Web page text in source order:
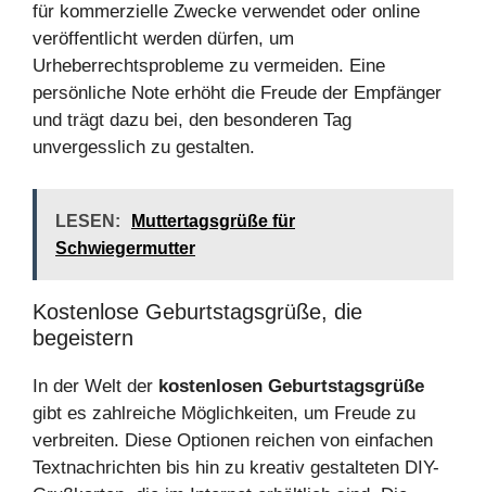
für kommerzielle Zwecke verwendet oder online
veröffentlicht werden dürfen, um
Urheberrechtsprobleme zu vermeiden. Eine
persönliche Note erhöht die Freude der Empfänger
und trägt dazu bei, den besonderen Tag
unvergesslich zu gestalten.
LESEN:
Muttertagsgrüße für
Schwiegermutter
Kostenlose Geburtstagsgrüße, die
begeistern
In der Welt der kostenlosen Geburtstagsgrüße
gibt es zahlreiche Möglichkeiten, um Freude zu
verbreiten. Diese Optionen reichen von einfachen
Textnachrichten bis hin zu kreativ gestalteten DIY-